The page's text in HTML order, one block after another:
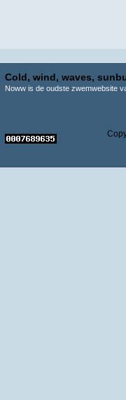
Cold, wind, waves,
Noww is de oudste zwemwebsite